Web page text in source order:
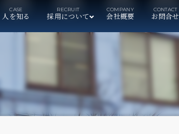
人を知る 採用について 会社概要 お問合せ